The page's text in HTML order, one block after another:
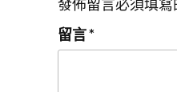
發佈留言必須填寫
留言*